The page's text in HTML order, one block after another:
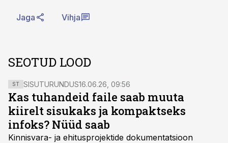
Jaga Vihja
SEOTUD LOOD
ST SISUTURUNDUS16.06.26, 09:56
Kas tuhandeid faile saab muuta
kiirelt sisukaks ja kompaktseks
infoks? Nüüd saab
Kinnisvara- ja ehitusprojektide dokumentatsioon